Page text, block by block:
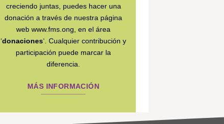
creciendo juntas, puedes hacer una
donación a través de nuestra página
web www.fms.ong, en el área
‘donaciones‘. Cualquier contribución y
participación puede marcar la
diferencia.
MÁS INFORMACIÓN